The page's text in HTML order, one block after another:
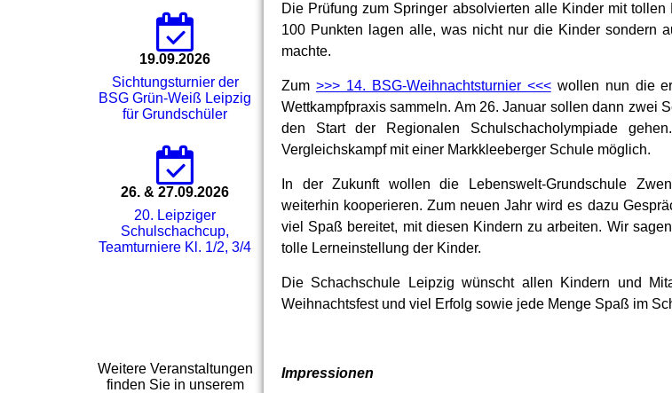
Die Prüfung zum Springer absolvierten alle Kinder mit
100 Punkten lagen alle, was nicht nur die Kinder sondern
machte.
Zum >>> 14. BSG-Weihnachtsturnier <<<wollen nun die
Wettkampfpraxis sammeln. Am 26. Januar sollen dann zwei
den Start der Regionalen Schulschacholympiade
Vergleichskampf mit einer Markkleeberger Schule möglich.
In der Zukunft wollen die Lebenswelt-Grundschule
weiterhin kooperieren. Zum neuen Jahr wird es dazu
viel Spaß bereitet, mit diesen Kindern zu arbeiten. Wir
tolle Lerneinstellung der Kinder.
Die Schachschule Leipzig wünscht allen Kindern und
Weihnachtsfest und viel Erfolg sowie jede Menge Spaß im
Impressionen
19.09.2026
Sichtungsturnier der
BSG Grün-Weiß Leipzig
für Grundschüler
26. & 27.09.2026
20. Leipziger
Schulschachcup,
Teamturniere Kl. 1/2, 3/4
Weitere Veranstaltungen
finden Sie in unserem